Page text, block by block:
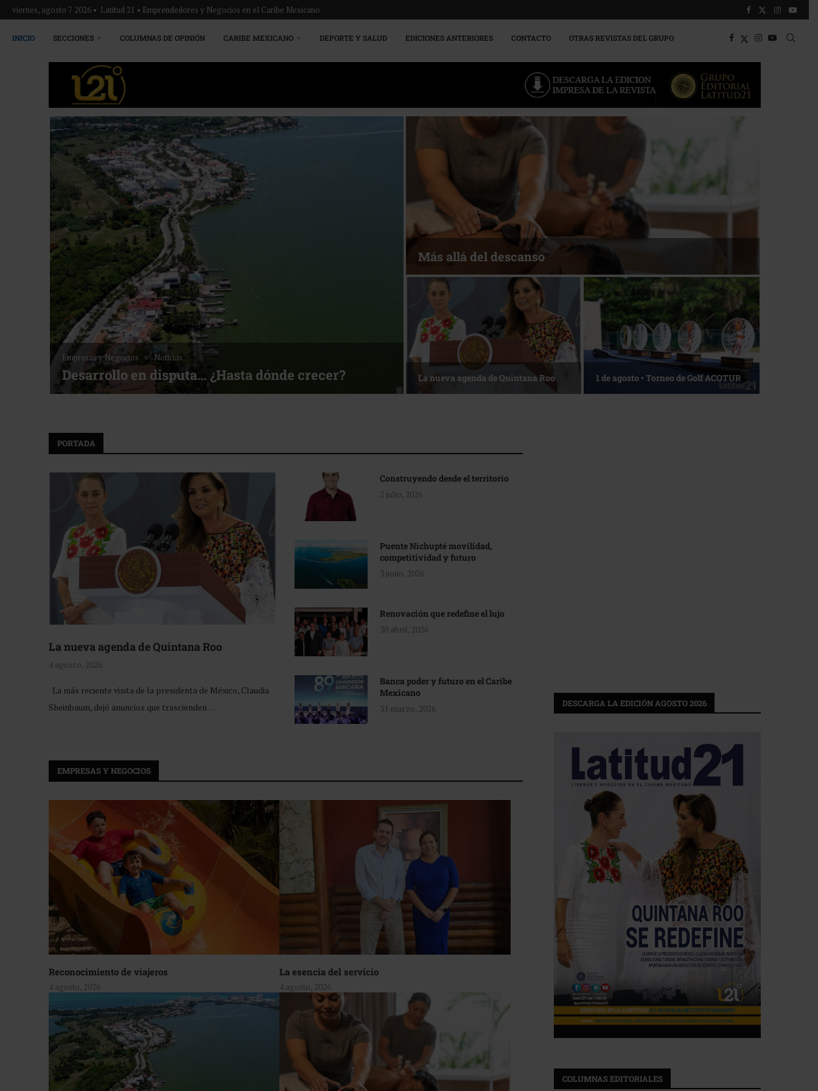
viernes, agosto 7 2026 • Latitud 21 • Emprendedores y Negocios en el Caribe Mexicano
INICIO SECCIONES COLUMNAS DE OPINIÓN CARIBE MEXICANO DEPORTE Y SALUD EDICIONES ANTERIORES CONTACTO OTRAS REVISTAS DEL GRUPO
Noticias
Bottega, un viaje servido a la mesa
Energía que Impulsa la competitividad
Reconocimiento de viajeros La esencia del servicio
PORTADA
La nueva agenda de Quintana Roo
4 agosto, 2026
La más reciente visita de la presidenta de México, Claudia
Sheinbaum, dejó anuncios que trascienden …
Construyendo desde el territorio
2 julio, 2026
Puente Nichupté movilidad,
competitividad y futuro
3 junio, 2026
Renovación que redefine el lujo
30 abril, 2026
Banca poder y futuro en el Caribe
Mexicano
31 marzo, 2026
EMPRESAS Y NEGOCIOS
Reconocimiento de viajeros
4 agosto, 2026
La esencia del servicio
4 agosto, 2026
DESCARGA LA EDICIÓN AGOSTO 2026
COLUMNAS EDITORIALES